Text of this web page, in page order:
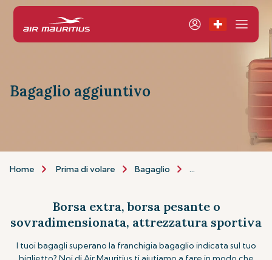
Bagaglio aggiuntivo
Home Prima di volare Bagaglio Bagaglio aggiuntivo
Borsa extra, borsa pesante o
sovradimensionata, attrezzatura sportiva
I tuoi bagagli superano la franchigia bagaglio indicata sul tuo